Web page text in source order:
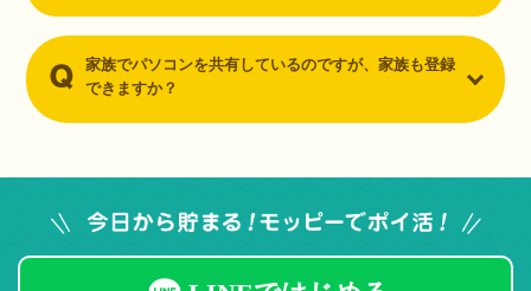
家族でパソコンを共有しているのですが、家族も登録
できますか？